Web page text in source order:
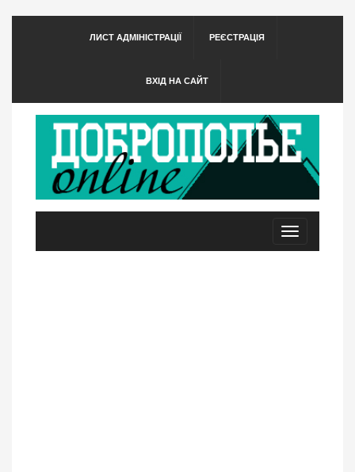
ЛИСТ АДМІНІСТРАЦІЇ РЕЄСТРАЦІЯ
ВХІД НА САЙТ
Toggle
navigation